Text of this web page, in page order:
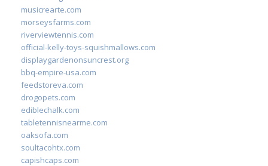
musicrearte.com
morseysfarms.com
riverviewtennis.com
official-kelly-toys-squishmallows.com
displaygardenonsuncrest.org
bbq-empire-usa.com
feedstoreva.com
drogopets.com
ediblechalk.com
tabletennisnearme.com
oaksofa.com
soultacohtx.com
capishcaps.com